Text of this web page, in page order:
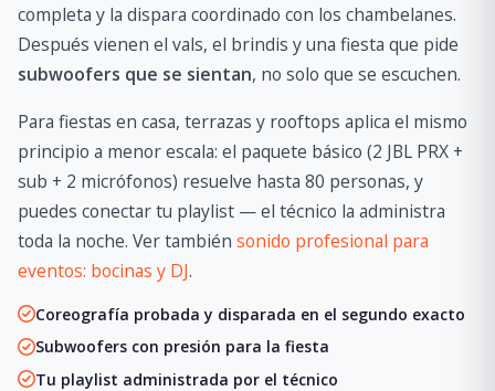
completa y la dispara coordinado con los chambelanes.
Después vienen el vals, el brindis y una fiesta que pide
subwoofers que se sientan, no solo que se escuchen.
Para fiestas en casa, terrazas y rooftops aplica el mismo
principio a menor escala: el paquete básico (2 JBL PRX +
sub + 2 micrófonos) resuelve hasta 80 personas, y
puedes conectar tu playlist — el técnico la administra
toda la noche. Ver también sonido profesional para
eventos: bocinas y DJ.
Coreografía probada y disparada en el segundo exacto
Subwoofers con presión para la fiesta
Tu playlist administrada por el técnico